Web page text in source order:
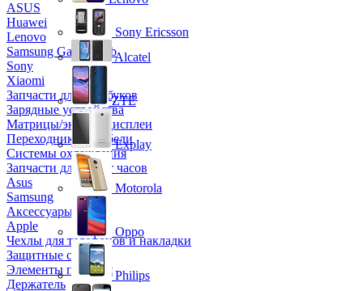
ASUS
Huawei
Lenovo
Samsung Galaxy Tab
Sony
Xiaomi
Запчасти для ноутбуков
Зарядные устройства
Матрицы/экраны/дисплеи
Переходники и кабели
Системы охлаждения
Запчасти для смарт часов
Asus
Samsung
Аксессуары
Apple
Чехлы для телефонов и накладки
Защитные стекла
Элементы питания
Держатель
Sony Ericsson
Alcatel
ZTE
Explay
Motorola
Oppo
Philips